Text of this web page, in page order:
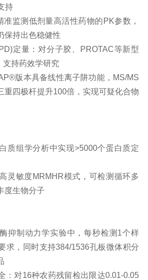
持
准监测低剂量高活性药物的PK参数，
保持出色稳健性
定量：对分子胶、PROTAC等新型
支持药效学研究
版本具备线性离子阱功能，MS/MS
重四极杆提升100倍，实现可疑化合物
质组学分析中实现>5000个蛋白质定
灵敏度MRMHR模式，可检测循环多
度生物分子
抑制动力学实验中，每秒检测1个样
求，同时支持384/1536孔板微体积分
：对16种农药残留检出限达0.01-0.05